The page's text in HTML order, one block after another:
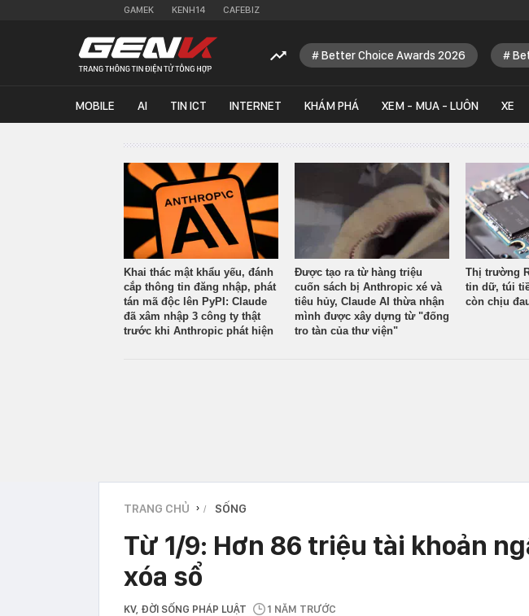
GAMEK KENH14 CAFEBIZ
Better Choice Awards 2026
MOBILE AI TIN ICT INTERNET KHÁM PHÁ XEM - MUA - LUÔN XE
Khai thác mật khẩu yếu, đánh
cắp thông tin đăng nhập, phát
tán mã độc lên PyPI: Claude
đã xâm nhập 3 công ty thật
trước khi Anthropic phát hiện
Được tạo ra từ hàng triệu
cuốn sách bị Anthropic xé và
tiêu hủy, Claude AI thừa nhận
mình được xây dựng từ "đống
tro tàn của thư viện"
Thị trường
tin dữ, túi
còn chịu
TRANG CHỦ › SỐNG
Từ 1/9: Hơn 86 triệu tài khoản
xóa sổ
KV, ĐỜI SỐNG PHÁP LUẬT 1 NĂM TRƯỚC